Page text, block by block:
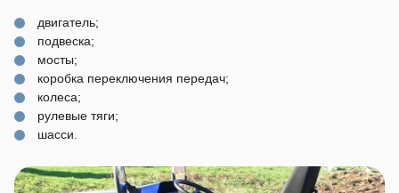
двигатель;
подвеска;
мосты;
коробка переключения передач;
колеса;
рулевые тяги;
шасси.